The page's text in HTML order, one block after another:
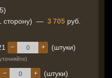
сторону) — 3 705 руб.
+
−
(штуки)
+
−
(штуки)